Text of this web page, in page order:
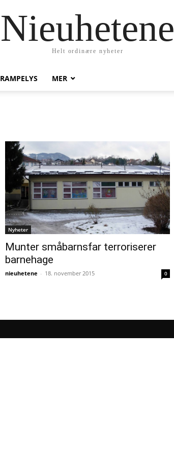
Nieuhetene
Helt ordinære nyheter
RAMPELYS MER
Nyheter
Munter småbarnsfar terroriserer
barnehage
nieuhetene - 18. november 2015 0